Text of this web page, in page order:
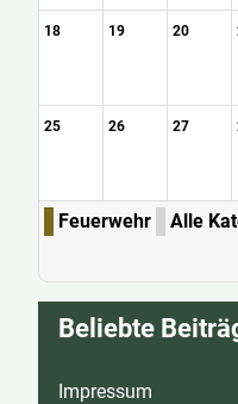
18 19 20
25 26 27
Feuerwehr Alle
Beliebte
Impressum